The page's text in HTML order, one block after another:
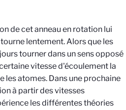
de cet anneau en rotation lui
lentement. Alors que les
tourner dans un sens opposé
vitesse d'écoulement la
les atomes. Dans une prochaine
à partir des vitesses
les différentes théories